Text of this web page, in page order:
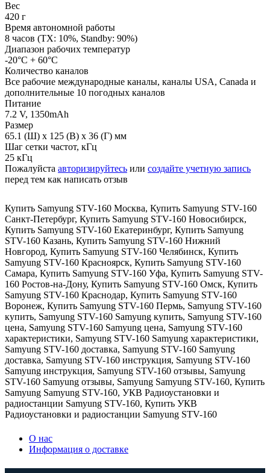
Вес
420 г
Время автономной работы
8 часов (TX: 10%, Standby: 90%)
Диапазон рабочих температур
-20°С + 60°С
Количество каналов
Все рабочие международные каналы, каналы USA, Canada и
дополнительные 10 погодных каналов
Питание
7.2 V, 1350mAh
Размер
65.1 (Ш) х 125 (В) х 36 (Г) мм
Шаг сетки частот, кГц
25 кГц
Пожалуйста авторизируйтесь или создайте учетную запись
перед тем как написать отзыв
Купить Samyung STV-160 Москва, Купить Samyung STV-160
Санкт-Петербург, Купить Samyung STV-160 Новосибирск,
Купить Samyung STV-160 Екатеринбург, Купить Samyung
STV-160 Казань, Купить Samyung STV-160 Нижний
Новгород, Купить Samyung STV-160 Челябинск, Купить
Samyung STV-160 Красноярск, Купить Samyung STV-160
Самара, Купить Samyung STV-160 Уфа, Купить Samyung STV-
160 Ростов-на-Дону, Купить Samyung STV-160 Омск, Купить
Samyung STV-160 Краснодар, Купить Samyung STV-160
Воронеж, Купить Samyung STV-160 Пермь, Samyung STV-160
купить, Samyung STV-160 Samyung купить, Samyung STV-160
цена, Samyung STV-160 Samyung цена, Samyung STV-160
характеристики, Samyung STV-160 Samyung характеристики,
Samyung STV-160 доставка, Samyung STV-160 Samyung
доставка, Samyung STV-160 инструкция, Samyung STV-160
Samyung инструкция, Samyung STV-160 отзывы, Samyung
STV-160 Samyung отзывы, Samyung Samyung STV-160, Купить
Samyung Samyung STV-160, УКВ Радиоустановки и
радиостанции Samyung STV-160, Купить УКВ
Радиоустановки и радиостанции Samyung STV-160
О нас
Информация о доставке